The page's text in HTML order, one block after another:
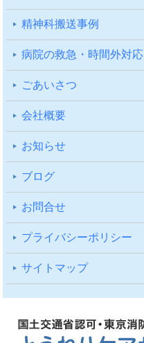
精神科搬送事例
病院の救急・時間外対応
ごあいさつ
会社概要
お知らせ
ブログ
お問合せ
プライバシーポリシー
サイトマップ